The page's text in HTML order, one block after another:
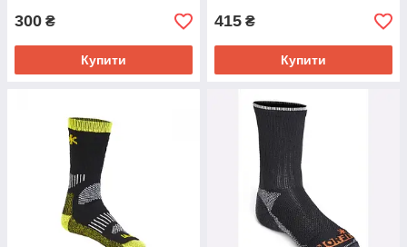
300 ₴
Купити
415 ₴
Купити